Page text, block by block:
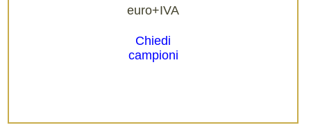
euro+IVA
Chiedi
campioni